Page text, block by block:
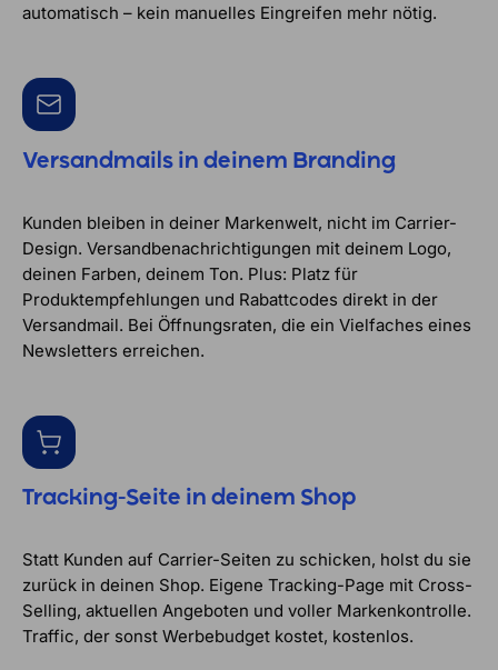
automatisch – kein manuelles Eingreifen mehr nötig.
Versandmails in deinem Branding
Kunden bleiben in deiner Markenwelt, nicht im Carrier-
Design. Versandbenachrichtigungen mit deinem Logo,
deinen Farben, deinem Ton. Plus: Platz für
Produktempfehlungen und Rabattcodes direkt in der
Versandmail. Bei Öffnungsraten, die ein Vielfaches eines
Newsletters erreichen.
Tracking-Seite in deinem Shop
Statt Kunden auf Carrier-Seiten zu schicken, holst du sie
zurück in deinen Shop. Eigene Tracking-Page mit Cross-
Selling, aktuellen Angeboten und voller Markenkontrolle.
Traffic, der sonst Werbebudget kostet, kostenlos.